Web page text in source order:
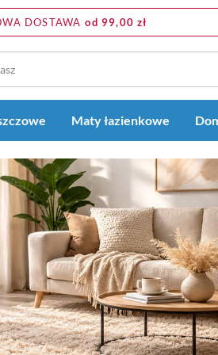
DOSTAWA od 99,00 zł
Maty łazienkowe